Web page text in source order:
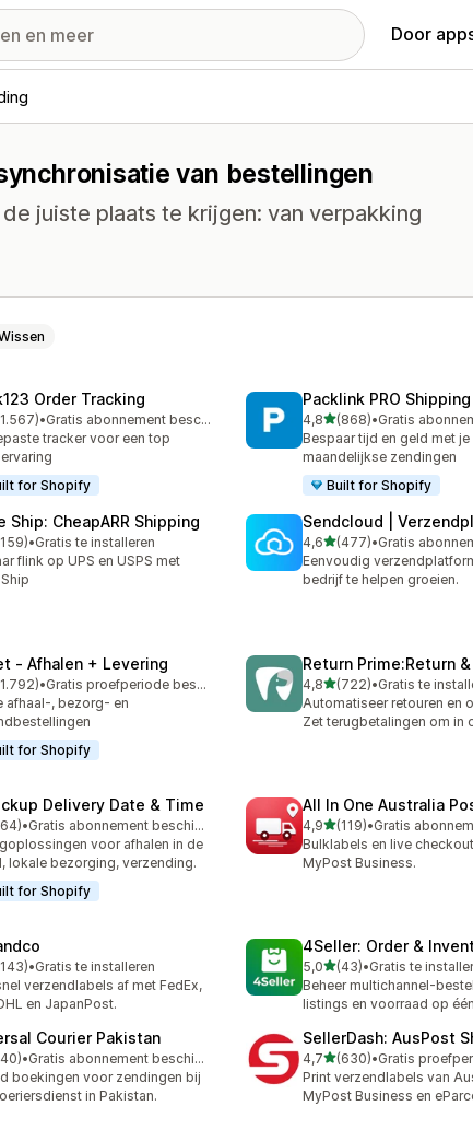
Door
van bestellingen
juiste plaats te krijgen: van verpakking
Order Tracking
5 sterren
in totaal
•
Gratis abonnement beschikbaar
tracker voor een top
for Shopify
Packlink PRO
4,8van 5 sterren
(868)
868 recensies in totaal
•
Bespaar tijd en geld met je
maandelijkse zendingen
Built for Shopify
Ship: CheapARR Shipping
5 sterren
in totaal
•Gratis te installeren
flink op UPS en USPS met
Sendcloud |
4,6van 5 sterren
(477)
477 recensies in totaal
•
Eenvoudig
bedrijf te helpen groeien.
‑ Afhalen + Levering
5 sterren
in totaal
•
Gratis proefperiode beschikbaar
afhaal-, bezorg- en
for Shopify
Return Prime:Return
4,8van 5 sterren
(722)
722 recensies in totaal
•Gratis te
Automatiseer retouren en
Zet terugbetalingen om in
Delivery Date & Time
5 sterren
in totaal
•
Gratis abonnement beschikbaar
voor afhalen in de
lokale bezorging, verzending.
for Shopify
All In One Australia
4,9van 5 sterren
(119)
119 recensies in totaal
•
Bulklabels en live
MyPost Business.
5 sterren
in totaal
•Gratis te installeren
verzendlabels af met FedEx,
en JapanPost.
4Seller: Order &
5,0van 5 sterren
(43)
43 recensies in totaal
•Gratis te
Beheer multichannel-
listings en voorraad op
Courier Pakistan
5 sterren
in totaal
•
Gratis abonnement beschikbaar
boekingen voor zendingen bij
in Pakistan.
SellerDash: AusPost
4,7van 5 sterren
(630)
630 recensies in totaal
•
Print verzendlabels van
MyPost Business en